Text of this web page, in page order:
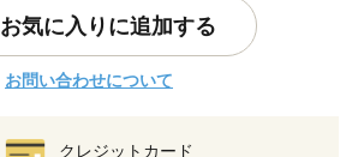
お気に入りに追加する
お問い合わせについて
クレジットカード